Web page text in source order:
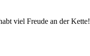
viel Freude an der Kette!